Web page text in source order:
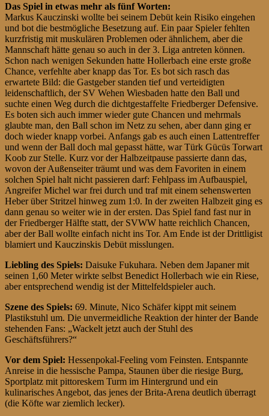
Das Spiel in etwas mehr als fünf Worten:
Markus Kauczinski wollte bei seinem Debüt kein Risiko eingehen
und bot die bestmögliche Besetzung auf. Ein paar Spieler fehlten
kurzfristig mit muskulären Problemen oder ähnlichem, aber die
Mannschaft hätte genau so auch in der 3. Liga antreten können.
Schon nach wenigen Sekunden hatte Hollerbach eine erste große
Chance, verfehlte aber knapp das Tor. Es bot sich rasch das
erwartete Bild: die Gastgeber standen tief und verteidigten
leidenschaftlich, der SV Wehen Wiesbaden hatte den Ball und
suchte einen Weg durch die dichtgestaffelte Friedberger Defensive.
Es boten sich auch immer wieder gute Chancen und mehrmals
glaubte man, den Ball schon im Netz zu sehen, aber dann ging er
doch wieder knapp vorbei. Anfangs gab es auch einen Lattentreffer
und wenn der Ball doch mal gepasst hätte, war Türk Gücüs Torwart
Koob zur Stelle. Kurz vor der Halbzeitpause passierte dann das,
wovon der Außenseiter träumt und was dem Favoriten in einem
solchen Spiel halt nicht passieren darf: Fehlpass im Aufbauspiel,
Angreifer Michel war frei durch und traf mit einem sehenswerten
Heber über Stritzel hinweg zum 1:0. In der zweiten Halbzeit ging es
dann genau so weiter wie in der ersten. Das Spiel fand fast nur in
der Friedberger Hälfte statt, der SVWW hatte reichlich Chancen,
aber der Ball wollte einfach nicht ins Tor. Am Ende ist der Drittligist
blamiert und Kauczinskis Debüt misslungen.
Liebling des Spiels: Daisuke Fukuhara. Neben dem Japaner mit
seinen 1,60 Meter wirkte selbst Benedict Hollerbach wie ein Riese,
aber entsprechend wendig ist der Mittelfeldspieler auch.
Szene des Spiels: 69. Minute, Nico Schäfer kippt mit seinem
Plastikstuhl um. Die unvermeidliche Reaktion der hinter der Bande
stehenden Fans: „Wackelt jetzt auch der Stuhl des
Geschäftsführers?“
Vor dem Spiel: Hessenpokal-Feeling vom Feinsten. Entspannte
Anreise in die hessische Pampa, Staunen über die riesige Burg,
Sportplatz mit pittoreskem Turm im Hintergrund und ein
kulinarisches Angebot, das jenes der Brita-Arena deutlich überragt
(die Köfte war ziemlich lecker).